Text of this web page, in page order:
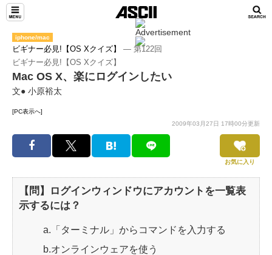
iphone/mac
ビギナー必見!【OS Xクイズ】 ― 第122回
ビギナー必見!【OS Xクイズ】
Mac OS X、楽にログインしたい
文● 小原裕太
[PC表示へ]
2009年03月27日 17時00分更新
お気に入り
【問】ログインウィンドウにアカウントを一覧表
示するには？
a.「ターミナル」からコマンドを入力する
b.オンラインウェアを使う